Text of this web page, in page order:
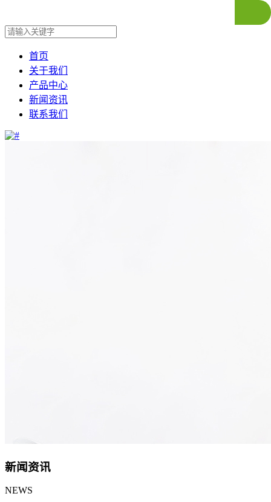
首页
关于我们
产品中心
新闻资讯
联系我们
新闻资讯
NEWS